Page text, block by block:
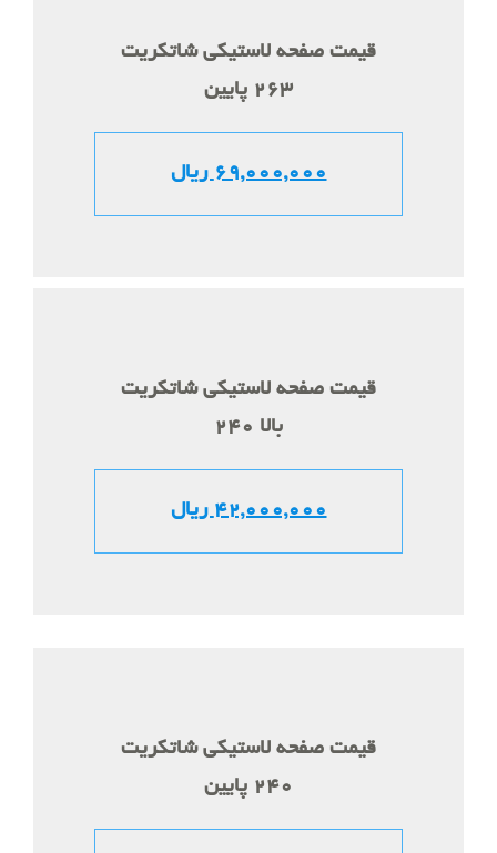
قیمت صفحه لاستیکی شاتکریت
263 پایین
69,000,000 ریال
قیمت صفحه لاستیکی شاتکریت
240 بالا
42,000,000 ریال
قیمت صفحه لاستیکی شاتکریت
240 پایین